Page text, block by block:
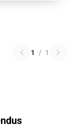
1 / 1